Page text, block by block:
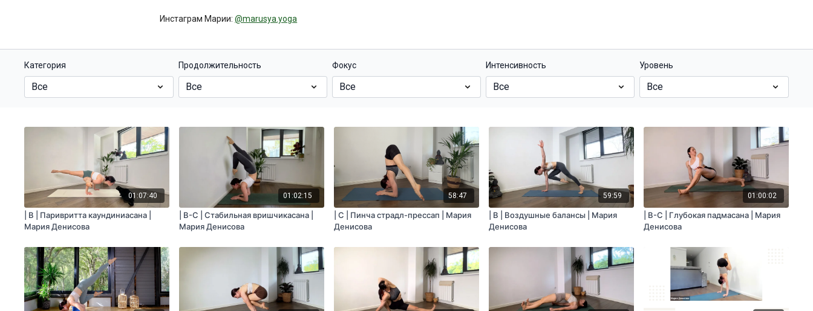
Инстаграм Марии:@marusya.yoga
Категория Продолжительность Фокус Интенсивность Уровень
01:07:40
| B | Паривритта каундиниасана |
Мария Денисова
01:02:15
| B-C | Стабильная вришчикасана |
Мария Денисова
58:47
| C | Пинча страдл-прессап | Мария
Денисова
59:59
| B | Воздушные балансы | Мария
Денисова
01:00:02
| B-C | Глубокая падмасана | Мария
Денисова